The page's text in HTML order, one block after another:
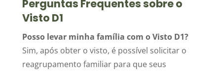
Perguntas Frequentes sobre o
Visto D1
Posso levar minha família com o Visto D1?
Sim, após obter o visto, é possível solicitar o
reagrupamento familiar para que seus